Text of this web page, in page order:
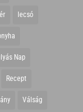
lecsó
Nap
Recept
Válság